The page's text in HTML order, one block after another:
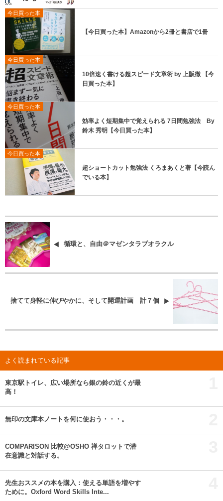
今日買った本
【今日買った本】Amazonから2冊と書店で1冊
今日買った本
10倍速く書ける超スピード文章術 by 上阪徹 【今
日買った本】
今日買った本
効率よく短期集中で覚えられる 7日間勉強法 By
鈴木 秀明【今日買った本】
今日買った本
超ショートカット勉強法 くろまあくと著【今読ん
でいる本】
循環と、自由＠マゼンタラブオラクル
捨てて身軽に伸びやかに、そして開運計画 計７個
よく読まれている記事
東京駅トイレ、広い場所なら銀の鈴の近くが最
高！
無印の文庫本ノートを何に使おう・・・。
COMPARISON 比較@OSHO 禅タロットで潜
在意識と対話する。
先生おススメの本を購入：使える単語を増やす
ために。Oxford Word Skills Inte...